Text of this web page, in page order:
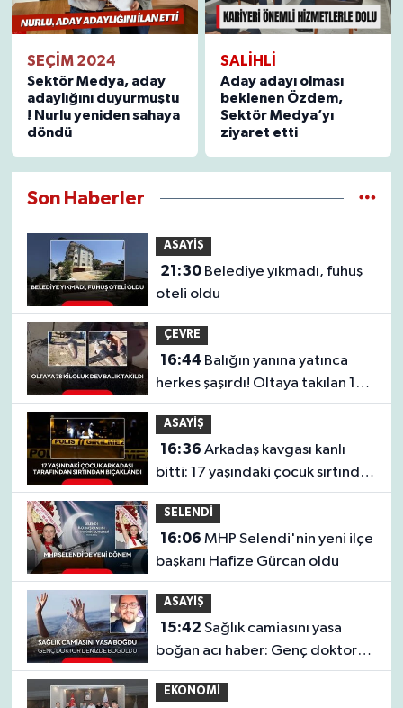
SEÇİM 2024
Sektör Medya, aday
adaylığını duyurmuştu
! Nurlu yeniden sahaya
döndü
SALİHLİ
Aday adayı olması
beklenen Özdem,
Sektör Medya’yı
ziyaret etti
Son Haberler
ASAYİŞ
21:30Belediye yıkmadı, fuhuş
oteli oldu
ÇEVRE
16:44
herkes şaşırdı! Oltaya takılan 190
santimlik dev yayın balığı
ASAYİŞ
16:36
bitti: 17 yaşındaki çocuk sırtından
bıçaklandı
SELENDİ
16:06
başkanı Hafize Gürcan oldu
ASAYİŞ
15:42
boğan acı haber: Genç doktor
denizde boğuldu
EKONOMİ
TÜRKİYE'DE TREND HABERLER
ÖZEL HABER